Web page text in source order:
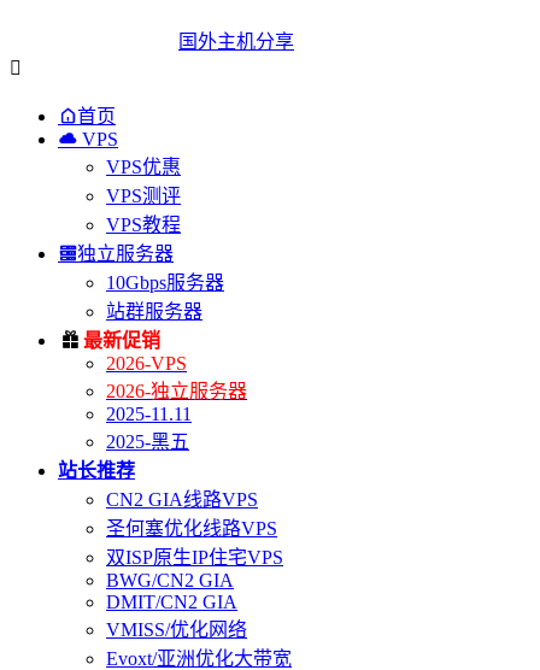
国外主机分享

首页
 VPS
VPS优惠
VPS测评
VPS教程
独立服务器
10Gbps服务器
站群服务器
 最新促销
2026-VPS
2026-独立服务器
2025-11.11
2025-黑五
站长推荐
CN2 GIA线路VPS
圣何塞优化线路VPS
双ISP原生IP住宅VPS
BWG/CN2 GIA
DMIT/CN2 GIA
VMISS/优化网络
Evoxt/亚洲优化大带宽